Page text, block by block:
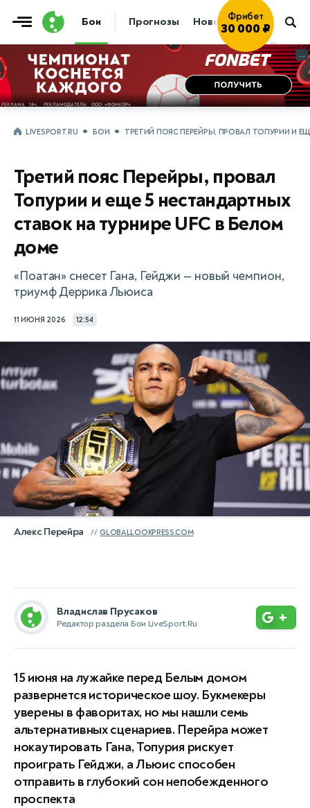
Бои Прогнозы Новости Бокс
Играть →
...
...
LIVESPORT.RU БОИ ТРЕТИЙ ПОЯС ПЕРЕЙРЫ, ПРОВАЛ ТОПУРИИ И
Третий пояс Перейры, провал
Топурии и еще 5 нестандартных
ставок на турнире UFC в Белом
доме
«Поатан» снесет Гана, Гейджи — новый чемпион,
триумф Деррика Льюиса
11 ИЮНЯ 2026 12:54
Алекс Перейра GLOBALLOOKPRESS.COM
Владислав Прусаков
Редактор раздела Бои LiveSport.Ru +
15 июня на лужайке перед Белым домом
развернется историческое шоу. Букмекеры
уверены в фаворитах, но мы нашли семь
альтернативных сценариев. Перейра может
нокаутировать Гана, Топурия рискует
проиграть Гейджи, а Льюис способен
отправить в глубокий сон непобежденного
проспекта